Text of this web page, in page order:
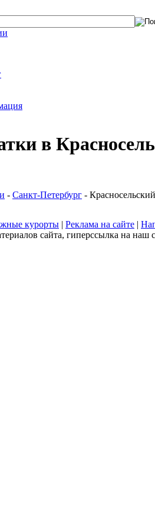
в
- Санкт-Петербург -
курорты | Реклама на сайте |
сайта, гиперссылка на наш